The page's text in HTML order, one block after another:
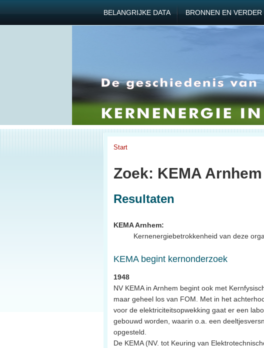
BELANGRIJKE DATA BRONNEN EN VERDER
Start
Zoek: KEMA Arnhem
Resultaten
KEMA Arnhem:
Kernenergiebetrokkenheid van deze
KEMA begint kernonderzoek
1948
NV KEMA in Arnhem begint ook met
maar geheel los van FOM. Met in het
voor de elektriciteitsopwekking gaat er een
gebouwd worden, waarin o.a. een
opgesteld.
De KEMA (NV. tot Keuring van